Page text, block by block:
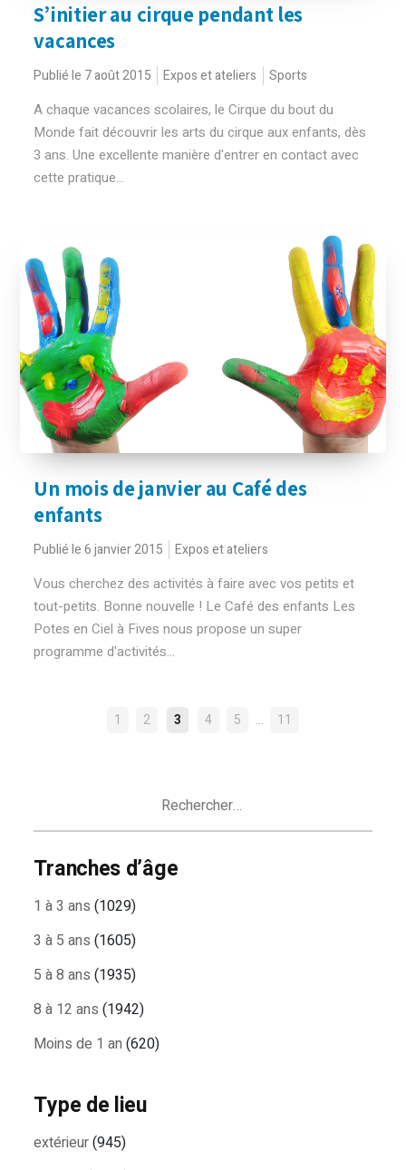
S’initier au cirque pendant les
vacances
Publié le 7 août 2015 Expos et ateliers Sports
A chaque vacances scolaires, le Cirque du bout du
Monde fait découvrir les arts du cirque aux enfants, dès
3 ans. Une excellente manière d'entrer en contact avec
cette pratique...
Un mois de janvier au Café des
enfants
Publié le 6 janvier 2015 Expos et ateliers
Vous cherchez des activités à faire avec vos petits et
tout-petits. Bonne nouvelle ! Le Café des enfants Les
Potes en Ciel à Fives nous propose un super
programme d'activités...
NAVIGATION
1 2 3 4 5 … 11
Tranches d’âge
1 à 3 ans (1029)
3 à 5 ans (1605)
5 à 8 ans (1935)
8 à 12 ans (1942)
Moins de 1 an (620)
Type de lieu
extérieur(945)